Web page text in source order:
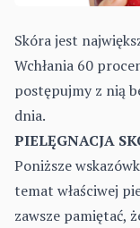
Skóra jest
Wchłania 60
postępujmy z nią
dnia.
PIELĘGNACJA
Poniższe
temat właściwej
zawsze pamiętać,